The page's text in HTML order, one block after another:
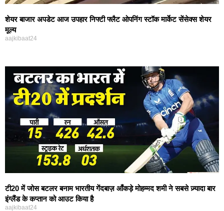
शेयर बाजार अपडेट आज उपहार निफ्टी फ्लैट ओपनिंग स्टॉक मार्केट सेंसेक्स शेयर
मूल्य
aajkibaat24
टी20 में जोस बटलर बनाम भारतीय गेंदबाज़ आँकड़े मोहम्मद शमी ने सबसे ज़्यादा बार
इंग्लैंड के कप्तान को आउट किया है
aajkibaat24